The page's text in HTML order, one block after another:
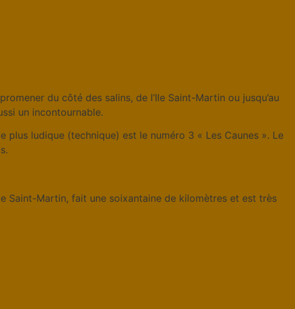
du côté des salins, de l’Ile Saint-Martin ou jusqu’au
un incontournable.
ludique (technique) est le numéro 3 « Les Caunes ». Le
Saint-Martin, fait une soixantaine de kilomètres et est très